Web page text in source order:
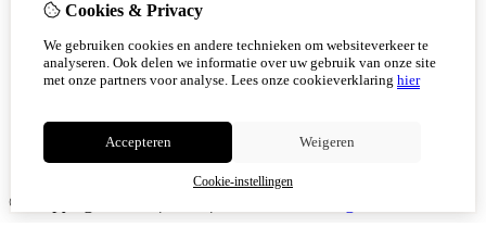
© Copyright 2026
Cookies & Privacy
We gebruiken cookies en andere technieken om websiteverkeer te
analyseren. Ook delen we informatie over uw gebruik van onze site
met onze partners voor analyse. Lees onze cookieverklaring hier
Accepteren Weigeren
Cookie-instellingen